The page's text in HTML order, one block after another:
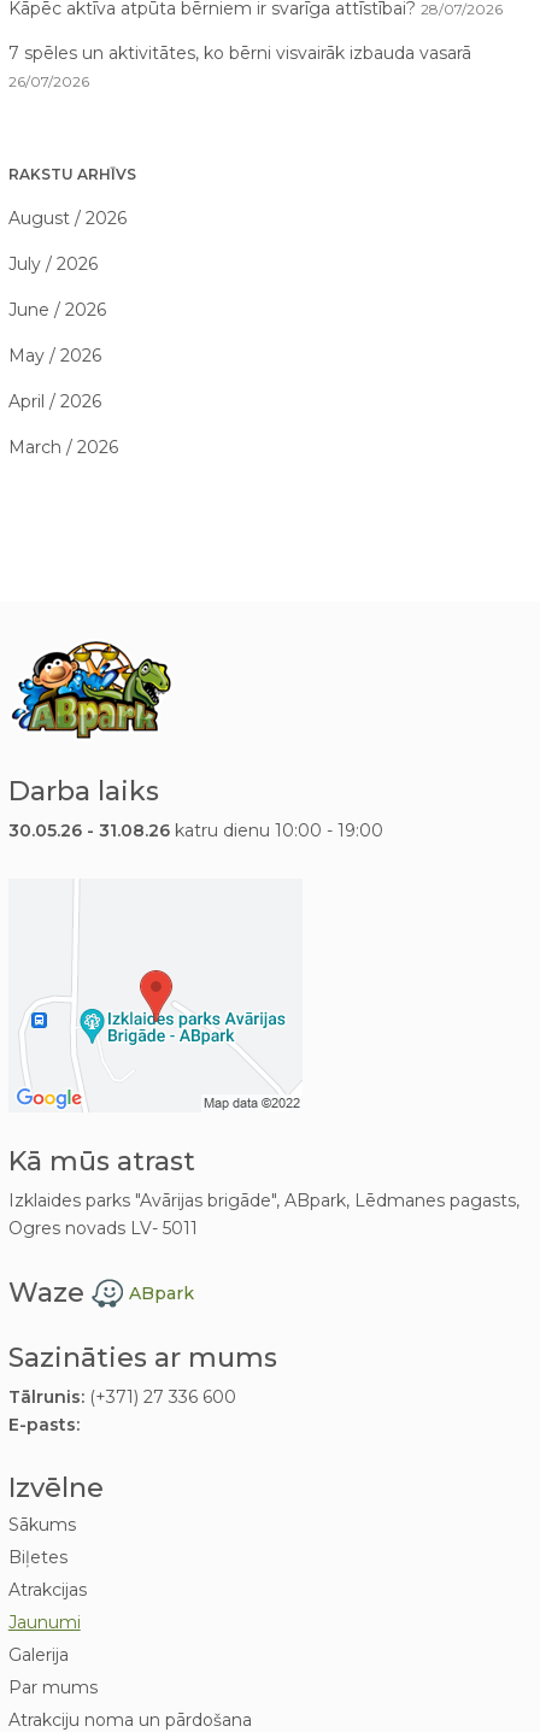
Kāpēc aktīva atpūta bērniem ir svarīga attīstībai? 28/07/2026
7 spēles un aktivitātes, ko bērni visvairāk izbauda vasarā
26/07/2026
RAKSTU ARHĪVS
August / 2026
July / 2026
June / 2026
May / 2026
April / 2026
March / 2026
Darba laiks
30.05.26 - 31.08.26 katru dienu 10:00 - 19:00
Kā mūs atrast
Izklaides parks "Avārijas brigāde", ABpark, Lēdmanes pagasts,
Ogres novads LV- 5011
Waze ABpark
Sazināties ar mums
Tālrunis:(+371) 27 336 600
E-pasts:
Izvēlne
Sākums
Biļetes
Atrakcijas
Jaunumi
Galerija
Par mums
Atrakciju noma un pārdošana